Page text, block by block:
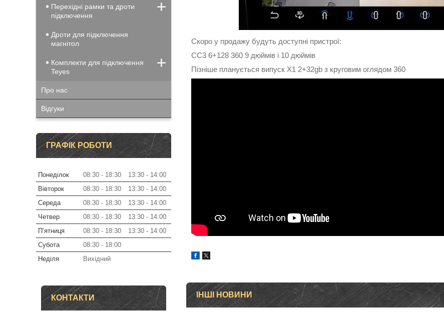
Скоро у продажу будуть доступні пристрої:
CC3 6+128 360 9 дюймів і 10 дюймів
Пізніше планується випуск X1 2+32gb з круговим оглядом 360
ІНШІ НОВИНИ
Перехідні рамки та дроти
підключення
Дроти для підключення
магнітол
Комплекти для підключення
Teyes
Про нас
Відгуки
ГРАФІК РОБОТИ
Понеділок 08:30 18:30 13:30
14:00
Вівторок
08:30 18:30 13:30
14:00
Середа
08:30 18:30 13:30
14:00
Четвер
08:30 18:30 13:30
14:00
Пʼятниця
08:30 18:30 13:30
14:00
Субота
08:30
18:00
Неділя
Вихідний
КОНТАКТИ